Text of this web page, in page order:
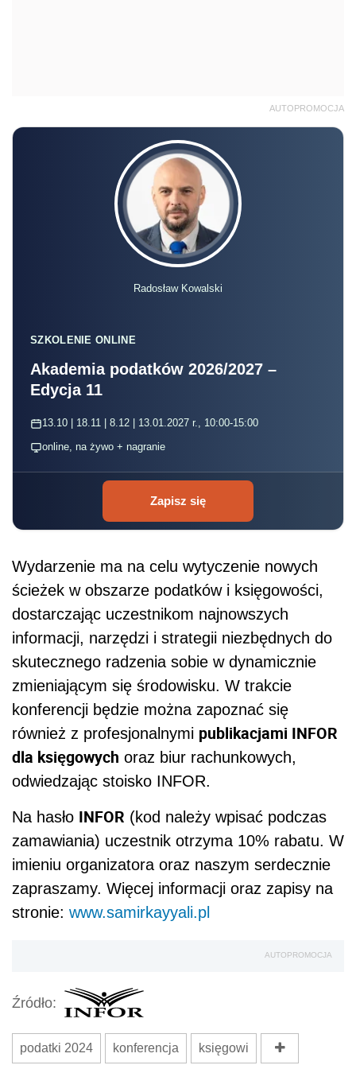
AUTOPROMOCJA
Radosław Kowalski
SZKOLENIE ONLINE
Akademia podatków 2026/2027 –
Edycja 11
13.10 | 18.11 | 8.12 | 13.01.2027 r., 10:00-15:00
online, na żywo + nagranie
Zapisz się
Wydarzenie ma na celu wytyczenie nowych
ścieżek w obszarze podatków i księgowości,
dostarczając uczestnikom najnowszych
informacji, narzędzi i strategii niezbędnych do
skutecznego radzenia sobie w dynamicznie
zmieniającym się środowisku. W trakcie
konferencji będzie można zapoznać się
również z profesjonalnymi publikacjami INFOR
dla księgowych oraz biur rachunkowych,
odwiedzając stoisko INFOR.
Na hasło INFOR (kod należy wpisać podczas
zamawiania) uczestnik otrzyma 10% rabatu. W
imieniu organizatora oraz naszym serdecznie
zapraszamy. Więcej informacji oraz zapisy na
stronie: www.samirkayyali.pl
AUTOPROMOCJA
Źródło:
podatki 2024 konferencja księgowi